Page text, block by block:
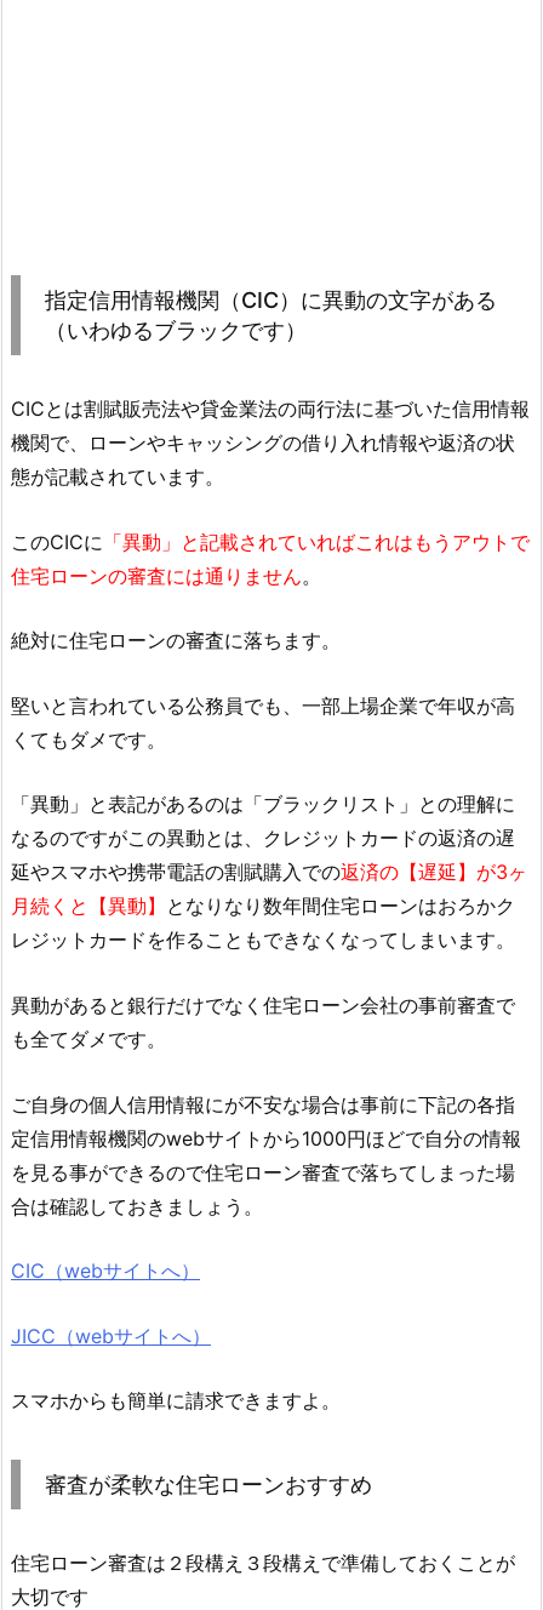
指定信用情報機関（CIC）に異動の文字がある
（いわゆるブラックです）
CICとは割賦販売法や貸金業法の両行法に基づいた信用情報
機関で、ローンやキャッシングの借り入れ情報や返済の状
態が記載されています。
このCICに 「異動」と記載されていればこれはもうアウトで
住宅ローンの審査には通りません。
絶対に住宅ローンの審査に落ちます。
堅いと言われている公務員でも、一部上場企業で年収が高
くてもダメです。
「異動」と表記があるのは「ブラックリスト」との理解に
なるのですがこの異動とは、クレジットカードの返済の遅
延やスマホや携帯電話の割賦購入での返済の【遅延】が3ヶ
月続くと【異動】 となりなり数年間住宅ローンはおろかク
レジットカードを作ることもできなくなってしまいます。
異動があると銀行だけでなく住宅ローン会社の事前審査で
も全てダメです。
ご自身の個人信用情報にが不安な場合は事前に下記の各指
定信用情報機関のwebサイトから1000円ほどで自分の情報
を見る事ができるので住宅ローン審査で落ちてしまった場
合は確認しておきましょう。
CIC（webサイトへ）
JICC（webサイトへ）
スマホからも簡単に請求できますよ。
審査が柔軟な住宅ローンおすすめ
住宅ローン審査は２段構え３段構えで準備しておくことが
大切です